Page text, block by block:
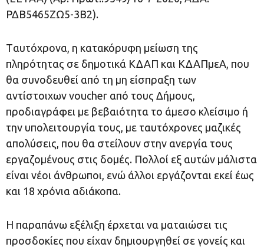
ΡΔΒ5465ΖΩ5-3Β2).
Tαυτόχρονα, η κατακόρυφη μείωση της
πληρότητας σε δημοτικά ΚΔΑΠ και ΚΔΑΠμεΑ, που
θα συνοδευθεί από τη μη είσπραξη των
αντίστοιχων voucher από τους Δήμους,
προδιαγράφει με βεβαιότητα το άμεσο κλείσιμο ή
την υπολειτουργία τους, με ταυτόχρονες μαζικές
απολύσεις, που θα στείλουν στην ανεργία τους
εργαζομένους στις δομές. Πολλοί εξ αυτών μάλιστα
είναι νέοι άνθρωποι, ενώ άλλοι εργάζονται εκεί έως
και 18 χρόνια αδιάκοπα.
Η παραπάνω εξέλιξη έρχεται να ματαιώσει τις
προσδοκίες που είχαν δημιουργηθεί σε γονείς και